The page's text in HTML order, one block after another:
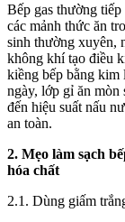
Bếp gas thường
các mảnh thức ăn
sinh thường xuyên,
không khí tạo điều
kiềng bếp bằng kim
ngày, lớp gỉ ăn mòn
đến hiệu suất nấu
an toàn.
2. Mẹo làm sạch
hó‌a chấ‌t
2.1. Dùng giấm